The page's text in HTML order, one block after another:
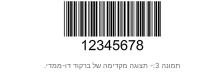
תמונה 3:- תצוגה מקדימה של ברקוד דו-ממדי.